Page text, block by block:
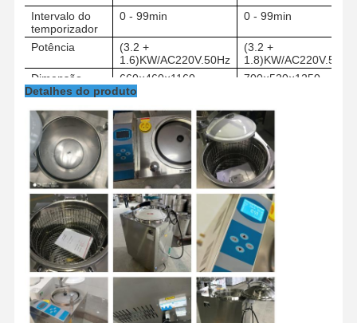
Início Produtos Vídeos Sobre Nós
Visita À
Fábrica
Controle De
Qualidade
Contacte-
Nos
Casos
Esterilizador horizontal da autoclave
Autoclave Vertical
Intervalo do
temporizador
0 - 99min 0 - 99min
Potência
(3.2 +
1.6)KW/AC220V.50Hz
(3.2 +
1.8)KW/AC220V.50Hz
Dimensão
global ((mm)
660×460×1160 700×520×1250
Dimensão do
transporte
((mm)
740×550×1270 780 × 600 × 1410
Detalhes do produto